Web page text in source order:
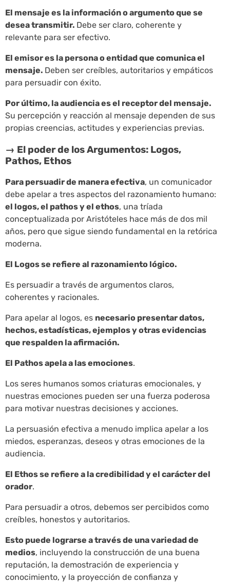
El mensaje es la información o argumento que se
desea transmitir. Debe ser claro, coherente y
relevante para ser efectivo.
El emisor es la persona o entidad que comunica el
mensaje. Deben ser creíbles, autoritarios y empáticos
para persuadir con éxito.
Por último, la audiencia es el receptor del mensaje.
Su percepción y reacción al mensaje dependen de sus
propias creencias, actitudes y experiencias previas.
→ El poder de los Argumentos: Logos,
Pathos, Ethos
Para persuadir de manera efectiva, un comunicador
debe apelar a tres aspectos del razonamiento humano:
el logos, el pathos y el ethos, una tríada
conceptualizada por Aristóteles hace más de dos mil
años, pero que sigue siendo fundamental en la retórica
moderna.
El Logos se refiere al razonamiento lógico.
Es persuadir a través de argumentos claros,
coherentes y racionales.
Para apelar al logos, es necesario presentar datos,
hechos, estadísticas, ejemplos y otras evidencias
que respalden la afirmación.
El Pathos apela a las emociones.
Los seres humanos somos criaturas emocionales, y
nuestras emociones pueden ser una fuerza poderosa
para motivar nuestras decisiones y acciones.
La persuasión efectiva a menudo implica apelar a los
miedos, esperanzas, deseos y otras emociones de la
audiencia.
El Ethos se refiere a la credibilidad y el carácter del
orador.
Para persuadir a otros, debemos ser percibidos como
creíbles, honestos y autoritarios.
Esto puede lograrse a través de una variedad de
medios, incluyendo la construcción de una buena
reputación, la demostración de experiencia y
conocimiento, y la proyección de confianza y